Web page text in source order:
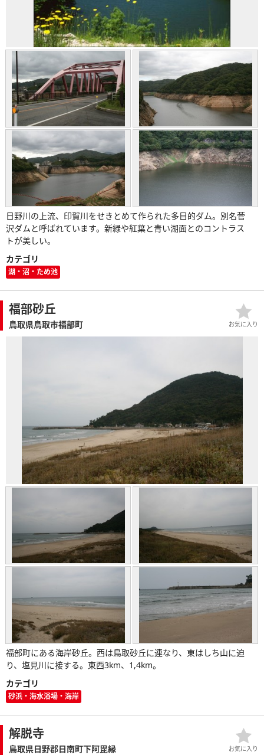
日野川の上流、印賀川をせきとめて作られた多目的ダム。別名菅
沢ダムと呼ばれています。新緑や紅葉と青い湖面とのコントラス
トが美しい。
カテゴリ
湖・沼・ため池
福部砂丘
鳥取県鳥取市福部町
福部町にある海岸砂丘。西は鳥取砂丘に連なり、東はしち山に迫
り、塩見川に接する。東西3km、1,4km。
カテゴリ
砂浜・海水浴場・海岸
お気に入り
解脱寺
鳥取県日野郡日南町下阿毘縁 お気に入り